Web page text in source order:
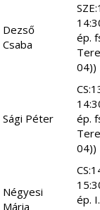
Dezső
Csaba
ép.
04))
Sági Péter
ép.
04))
Négyesi
Mária
ép.